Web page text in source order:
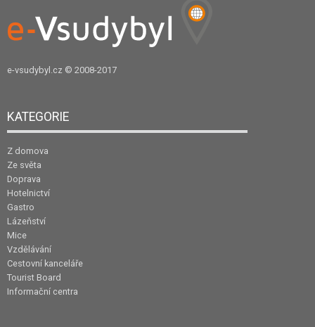
e-vsudybyl.cz © 2008-2017
KATEGORIE
Z domova
Ze světa
Doprava
Hotelnictví
Gastro
Lázeňství
Mice
Vzdělávání
Cestovní kanceláře
Tourist Board
Informační centra